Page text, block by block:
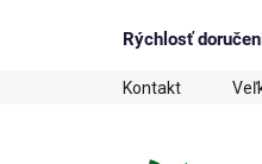
Rýchlosť
Kontakt